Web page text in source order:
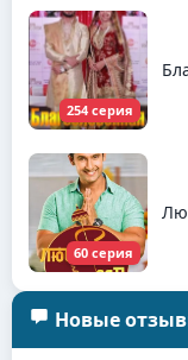
254 серия
60 серия
Новые